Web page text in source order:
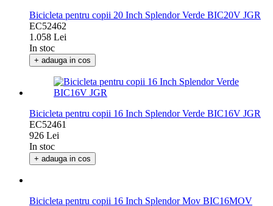
Bicicleta pentru copii 20 Inch Splendor Verde BIC20V JGR
EC52462
1.058 Lei
In stoc
Bicicleta pentru copii 16 Inch Splendor Verde BIC16V JGR
EC52461
926 Lei
In stoc